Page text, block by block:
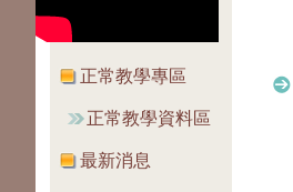
正常教學專區
正常教學資料區
最新消息